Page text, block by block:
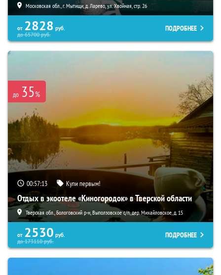
Московская обл., г. Мытищи, д. Ларево, ул. Хвойная, стр. 26
от 2828 руб.
до65700руб.
ПОДРОБНЕЕ
до 35%
00:57:11 Купи первым!
Отдых в экоотеле «Киногородок» в Тверской области
Тверская обл., Бологовский р-н, Выползовское с/п, дер. Михайловское, д. 15
от 2530 руб.
до173110руб.
ПОДРОБНЕЕ